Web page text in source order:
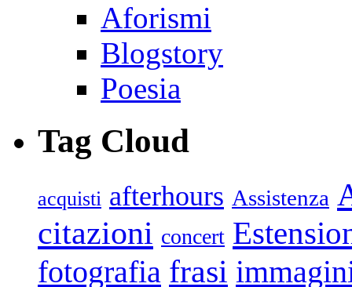
Aforismi
Blogstory
Poesia
Tag Cloud
acquisti afterhours Assistenza
citazioni concert
fotografia frasi